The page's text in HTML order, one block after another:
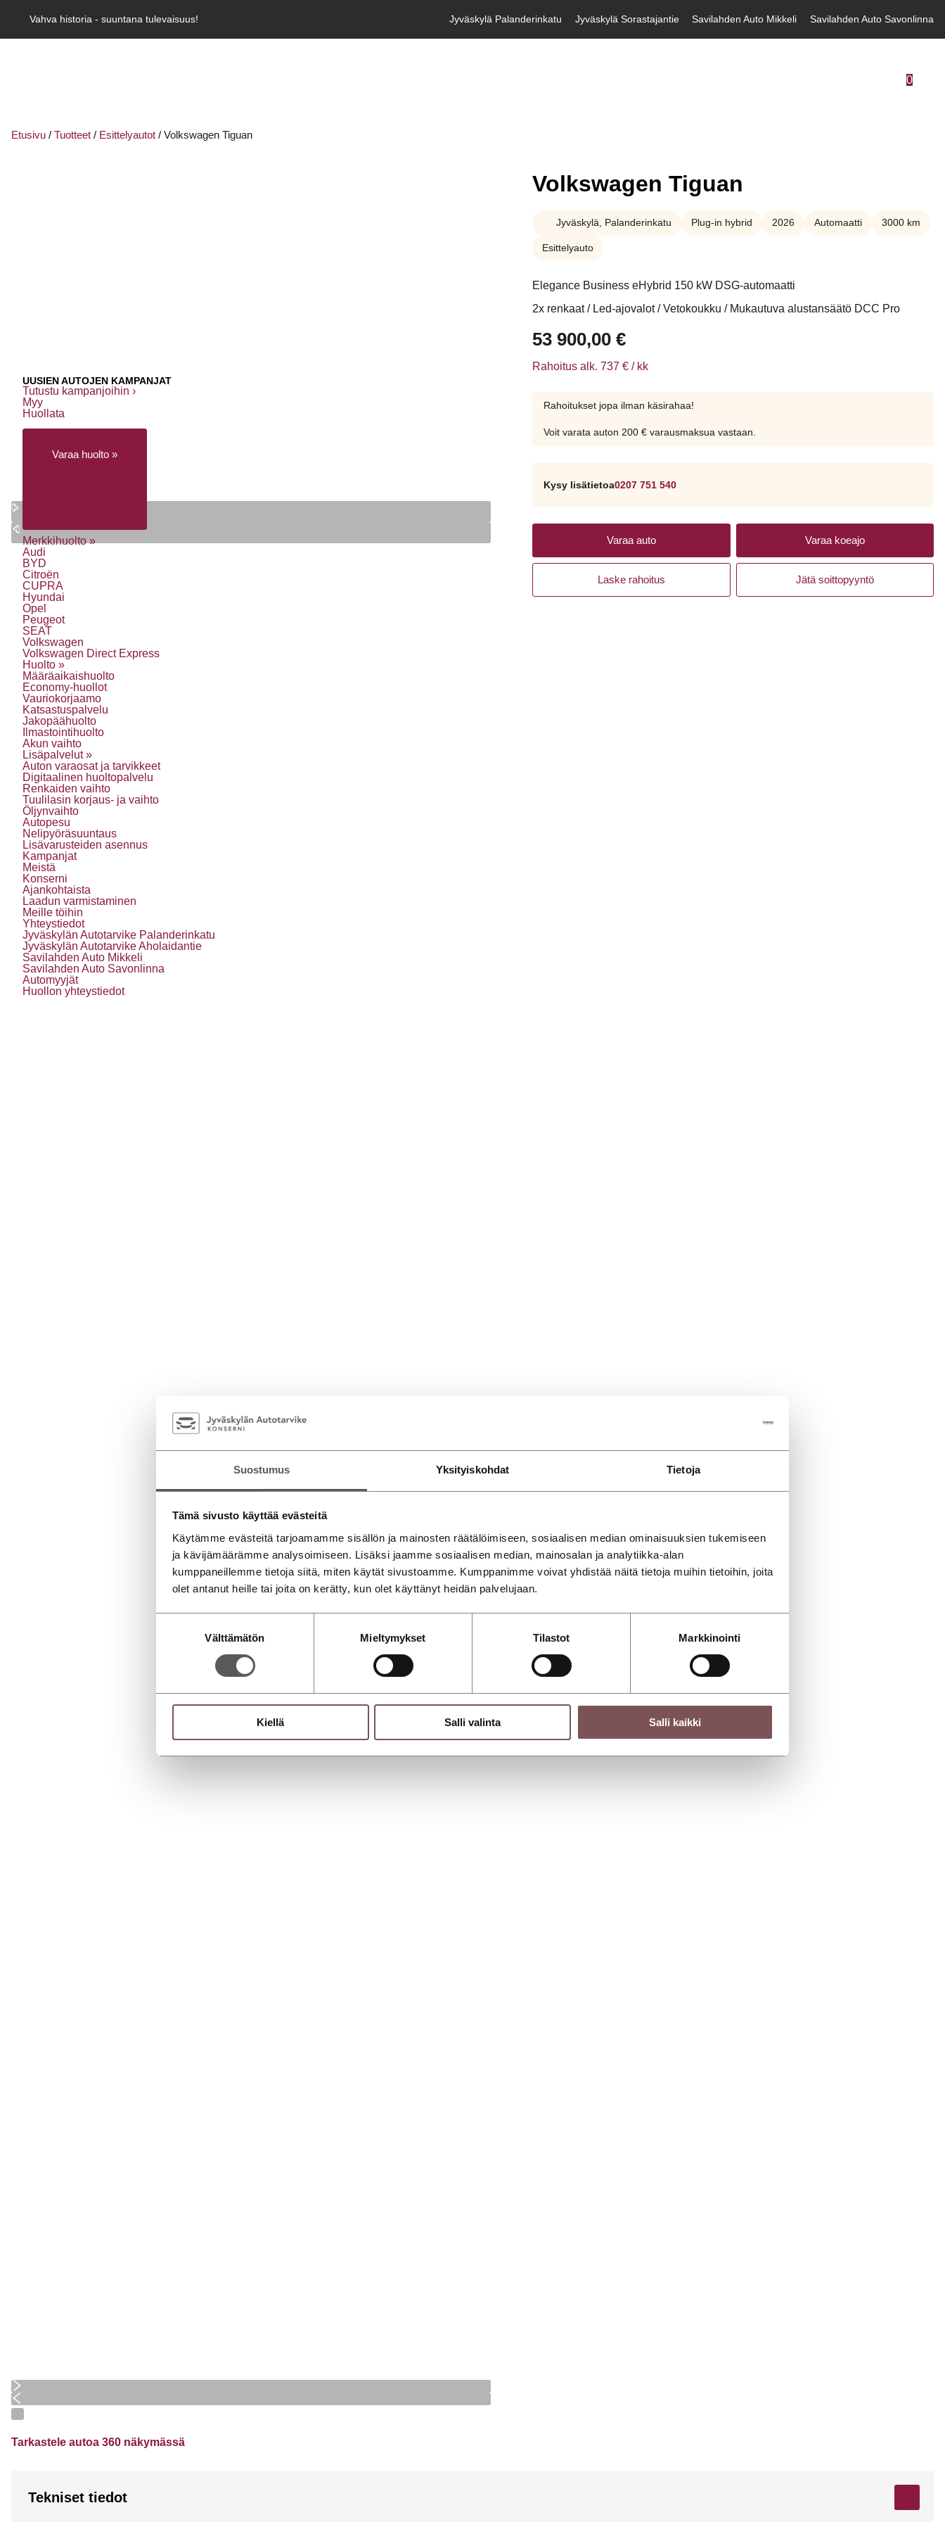
Suostumus Yksityiskohdat Tietoja
Tämä sivusto käyttää evästeitä
Käytämme evästeitä tarjoamamme sisällön ja mainosten räätälöimiseen, sosiaalisen median ominaisuuksien tukemiseen
ja kävijämäärämme analysoimiseen. Lisäksi jaamme sosiaalisen median, mainosalan ja analytiikka-alan
kumppaneillemme tietoja siitä, miten käytät sivustoamme. Kumppanimme voivat yhdistää näitä tietoja muihin tietoihin, joita
olet antanut heille tai joita on kerätty, kun olet käyttänyt heidän palvelujaan.
Välttämätön Mieltymykset Tilastot Markkinointi
Kiellä Salli valinta Salli kaikki
Vahva historia - suuntana tulevaisuus! Jyväskylä Palanderinkatu Jyväskylä Sorastajantie Savilahden Auto Mikkeli Savilahden Auto Savonlinna
UUSIEN AUTOJEN KAMPANJAT
Tutustu kampanjoihin ›
Myy
Huollata
Varaa huolto »
Merkkihuolto »
Audi
BYD
Citroën
CUPRA
Hyundai
Opel
Peugeot
SEAT
Volkswagen
Volkswagen Direct Express
Huolto »
Määräaikaishuolto
Economy-huollot
Vauriokorjaamo
Katsastuspalvelu
Jakopäähuolto
Ilmastointihuolto
Akun vaihto
Lisäpalvelut »
Auton varaosat ja tarvikkeet
Digitaalinen huoltopalvelu
Renkaiden vaihto
Tuulilasin korjaus- ja vaihto
Öljynvaihto
Autopesu
Nelipyöräsuuntaus
Lisävarusteiden asennus
Kampanjat
Meistä
Konserni
Ajankohtaista
Laadun varmistaminen
Meille töihin
Yhteystiedot
Jyväskylän Autotarvike Palanderinkatu
Jyväskylän Autotarvike Aholaidantie
Savilahden Auto Mikkeli
Savilahden Auto Savonlinna
Automyyjät
Huollon yhteystiedot
0
Etusivu / Tuotteet / Esittelyautot / Volkswagen Tiguan
Tarkastele autoa 360 näkymässä
Volkswagen Tiguan
Jyväskylä, Palanderinkatu Plug-in hybrid 2026 Automaatti 3000 km
Esittelyauto
Elegance Business eHybrid 150 kW DSG-automaatti
2x renkaat / Led-ajovalot / Vetokoukku / Mukautuva alustansäätö DCC Pro
53 900,00€
Rahoitus alk. 737 € / kk
Rahoitukset jopa ilman käsirahaa!
Voit varata auton 200 € varausmaksua vastaan.
Kysy lisätietoa0207 751 540
Varaa auto Varaa koeajo
Laske rahoitus Jätä soittopyyntö
Tekniset tiedot